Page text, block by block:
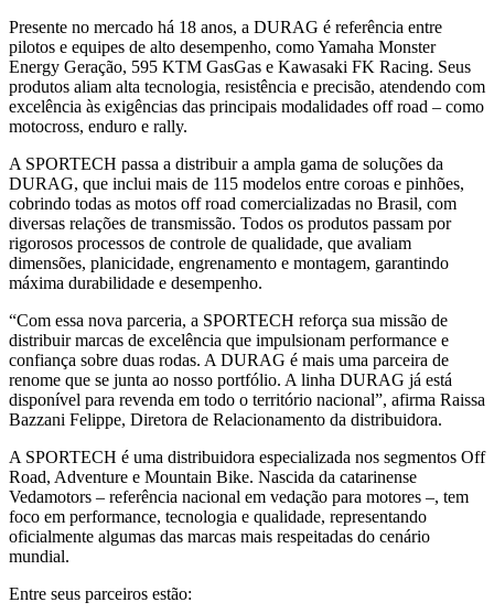
Presente no mercado há 18 anos, a DURAG é referência entre
pilotos e equipes de alto desempenho, como Yamaha Monster
Energy Geração, 595 KTM GasGas e Kawasaki FK Racing. Seus
produtos aliam alta tecnologia, resistência e precisão, atendendo com
excelência às exigências das principais modalidades off road – como
motocross, enduro e rally.
A SPORTECH passa a distribuir a ampla gama de soluções da
DURAG, que inclui mais de 115 modelos entre coroas e pinhões,
cobrindo todas as motos off road comercializadas no Brasil, com
diversas relações de transmissão. Todos os produtos passam por
rigorosos processos de controle de qualidade, que avaliam
dimensões, planicidade, engrenamento e montagem, garantindo
máxima durabilidade e desempenho.
“Com essa nova parceria, a SPORTECH reforça sua missão de
distribuir marcas de excelência que impulsionam performance e
confiança sobre duas rodas. A DURAG é mais uma parceira de
renome que se junta ao nosso portfólio. A linha DURAG já está
disponível para revenda em todo o território nacional”, afirma Raissa
Bazzani Felippe, Diretora de Relacionamento da distribuidora.
A SPORTECH é uma distribuidora especializada nos segmentos Off
Road, Adventure e Mountain Bike. Nascida da catarinense
Vedamotors – referência nacional em vedação para motores –, tem
foco em performance, tecnologia e qualidade, representando
oficialmente algumas das marcas mais respeitadas do cenário
mundial.
Entre seus parceiros estão: